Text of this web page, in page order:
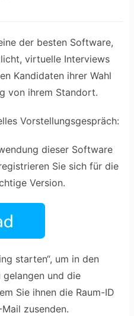
der besten Software,
virtuelle Interviews
Kandidaten ihrer Wahl
von ihrem Standort.
Vorstellungsgespräch:
dieser Software
Sie sich für die
Version.
starten“, um in den
und die
Sie ihnen die Raum-ID
zusenden.